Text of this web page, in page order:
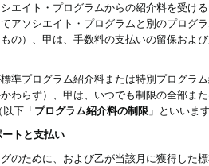
エイト・プログラムからの紹介料を受け
アソシエイト・プログラムと別のプログ
の）、甲は、手数料の支払いの留保およ
準プログラム紹介料または特別プログラ
かわらず）、甲は、いつでも制限の全部
以下「プログラム紹介料の制限 」といいま
トと支払い
のために、および乙が当該月に獲得した